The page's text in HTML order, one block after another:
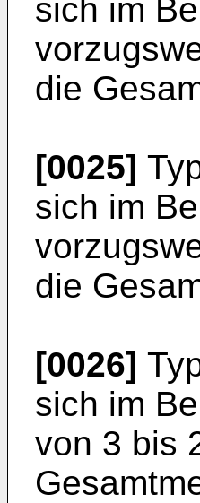
sich im
die
[0025]
sich im
die
[0026]
sich im
von 3 bis